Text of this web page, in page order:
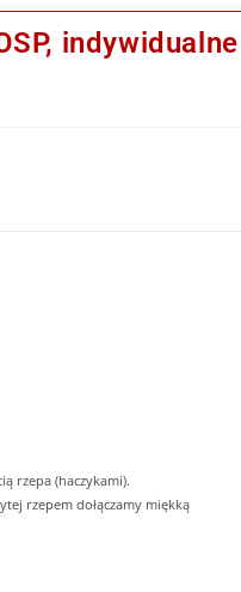
indywidualne
rzepa (haczykami).
rzepem dołączamy miękką